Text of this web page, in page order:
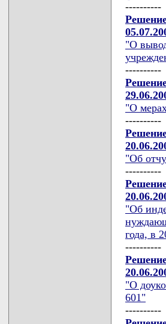
----------
"О
----------
"О
----------
"Об
----------
"Об
года, в
----------
"О
601"
----------